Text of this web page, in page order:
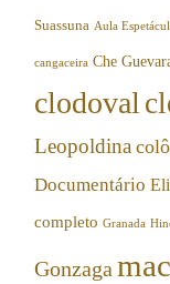
Suassuna Aula
cangaceira Che
clodoval
Leopoldina
Documentário
completo Granada
Gonzaga